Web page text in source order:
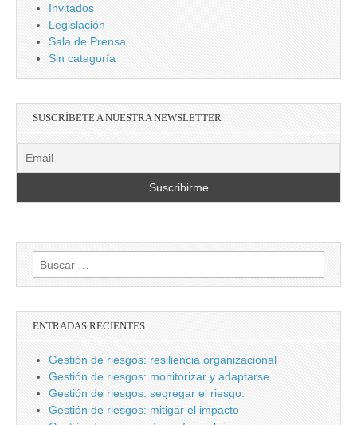
Invitados
Legislación
Sala de Prensa
Sin categoría
SUSCRÍBETE A NUESTRA NEWSLETTER
Buscar:
ENTRADAS RECIENTES
Gestión de riesgos: resiliencia organizacional
Gestión de riesgos: monitorizar y adaptarse
Gestión de riesgos: segregar el riesgo.
Gestión de riesgos: mitigar el impacto